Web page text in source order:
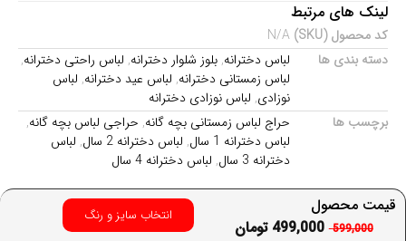
لینک های مرتبط
کد محصول (SKU)
N/A
دسته بندی ها
لباس دخترانه,بلوز شلوار دخترانه, لباس راحتی دخترانه,
لباس زمستانی دخترانه, لباس عید دخترانه, لباس
نوزادی, لباس نوزادی دخترانه
برچسب ها
حراج لباس زمستانی بچه گانه, حراجی لباس بچه گانه,
لباس دخترانه 1 سال
, لباس دخترانه 2 سال , لباس
دخترانه 3 سال
, لباس دخترانه 4 سال
قیمت محصول
599,000
499,000 تومان
انتخاب سایز و رنگ